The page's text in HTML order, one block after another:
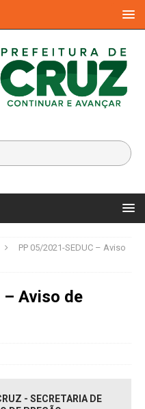
PP 05/2021-SEDUC – Aviso
– Aviso de
- SECRETARIA DE